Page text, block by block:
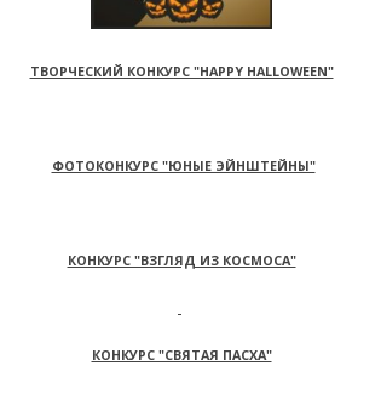
ТВОРЧЕСКИЙ КОНКУРС "HAPPY HALLOWEEN"
ФОТОКОНКУРС "ЮНЫЕ ЭЙНШТЕЙНЫ"
КОНКУРС "ВЗГЛЯД ИЗ КОСМОСА"
КОНКУРС "СВЯТАЯ ПАСХА"